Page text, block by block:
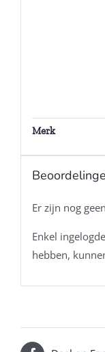
Merk
Er zijn nog
Enkel
hebben,